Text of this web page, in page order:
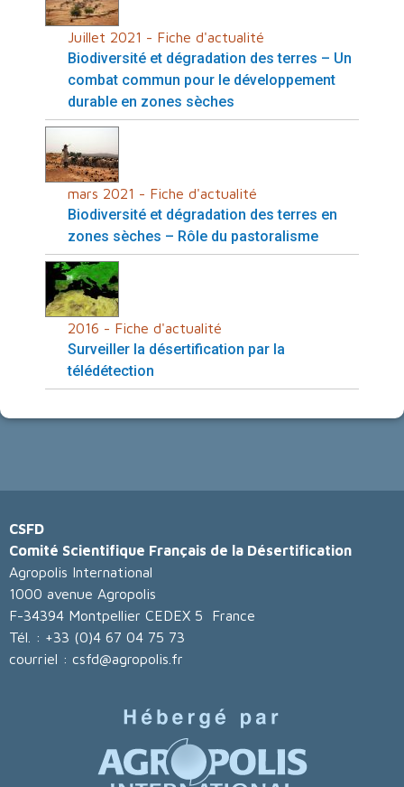
Juillet 2021 - Fiche d'actualité
Biodiversité et dégradation des terres – Un
combat commun pour le développement
durable en zones sèches
mars 2021 - Fiche d'actualité
Biodiversité et dégradation des terres en
zones sèches – Rôle du pastoralisme
2016 - Fiche d'actualité
Surveiller la désertification par la
télédétection
CSFD
Comité Scientifique Français de la Désertification
Agropolis International
1000 avenue Agropolis
F-34394 Montpellier CEDEX 5 France
Tél. : +33 (0)4 67 04 75 73
courriel : csfd@agropolis.fr